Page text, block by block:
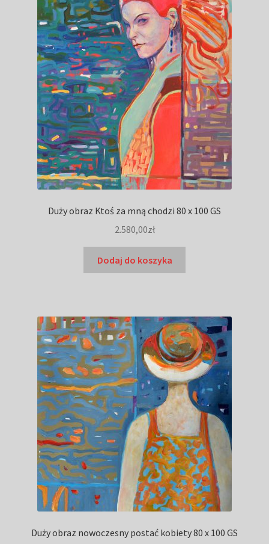
Duży obraz Ktoś za mną chodzi 80 x 100 GS
2.580,00zł
Dodaj do koszyka
Duży obraz nowoczesny postać kobiety 80 x 100 GS